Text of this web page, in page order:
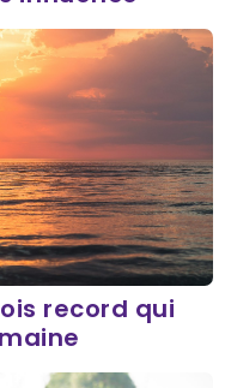
record qui